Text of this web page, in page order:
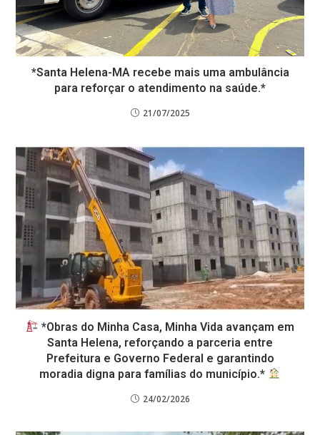
*Santa Helena-MA recebe mais uma ambulância
para reforçar o atendimento na saúde.*
21/07/2025
*Obras do Minha Casa, Minha Vida avançam em
Santa Helena, reforçando a parceria entre
Prefeitura e Governo Federal e garantindo
moradia digna para famílias do município.*
24/02/2026